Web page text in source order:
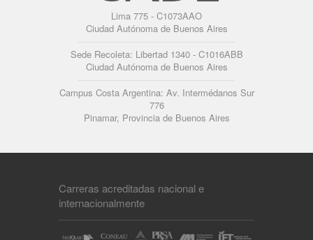
Lima 775 - C1073AAO
Ciudad Autónoma de Buenos Aires
Sede Recoleta: Libertad 1340 - C1016ABB
Ciudad Autónoma de Buenos Aires
Campus Costa Argentina: Av. Intermédanos Sur
776
Pinamar, Provincia de Buenos Aires
Carreras acreditadas nacional e
internacionalmente